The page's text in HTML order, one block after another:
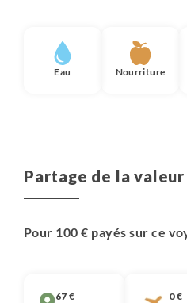
Eau Nourriture
Partage de la valeur
Pour 100 € payés sur ce
67 €
0 €